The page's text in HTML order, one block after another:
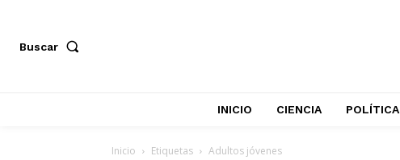
Buscar
INICIO CIENCIA POLÍTICA
Inicio Etiquetas Adultos jóvenes